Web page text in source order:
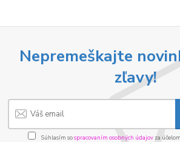
Nepremeškajte
zľavy!
Súhlasím sospracovaním osobných údajov za